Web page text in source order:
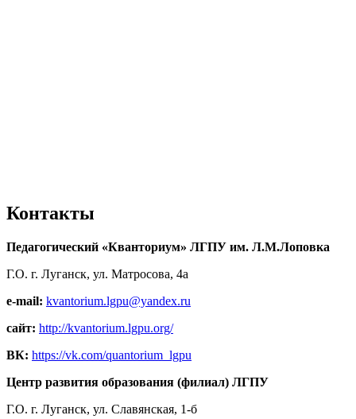
Контакты
Педагогический «Кванториум» ЛГПУ им. Л.М.Лоповка
Г.О. г. Луганск, ул. Матросова, 4а
e-mail: kvantorium.lgpu@yandex.ru
сайт: http://kvantorium.lgpu.org/
ВК: https://vk.com/quantorium_lgpu
Центр развития образования (филиал) ЛГПУ
Г.О. г. Луганск, ул. Славянская, 1-б